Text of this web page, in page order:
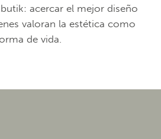
acercar el mejor diseño
valoran la estética como
de vida.